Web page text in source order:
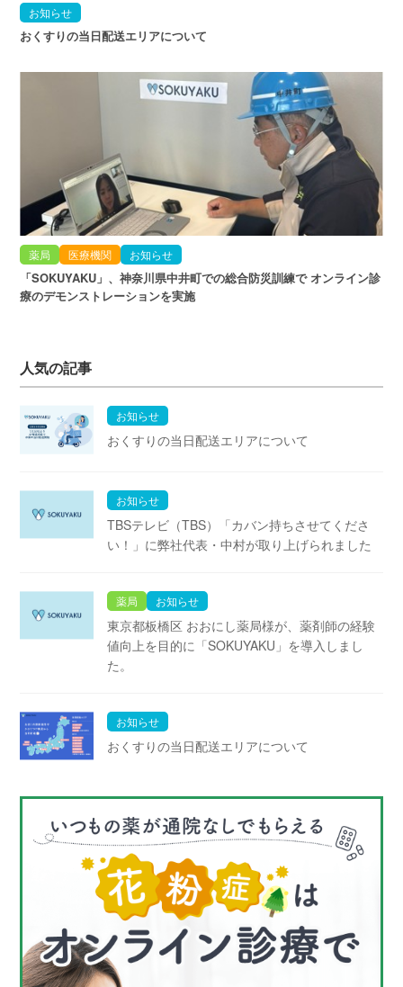
お知らせ
おくすりの当日配送エリアについて
薬局 医療機関 お知らせ
「SOKUYAKU」、神奈川県中井町での総合防災訓練で オンライン診
療のデモンストレーションを実施
人気の記事
お知らせ
おくすりの当日配送エリアについて
お知らせ
TBSテレビ（TBS）「カバン持ちさせてくださ
い！」に弊社代表・中村が取り上げられました
薬局 お知らせ
東京都板橋区 おおにし薬局様が、薬剤師の経験
値向上を目的に「SOKUYAKU」を導入しまし
た。
お知らせ
おくすりの当日配送エリアについて